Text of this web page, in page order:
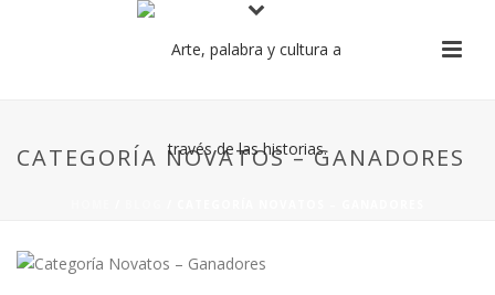
CATEGORÍA NOVATOS – GANADORES